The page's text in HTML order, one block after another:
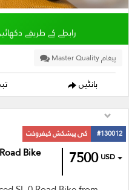
رابطے کے طریقے
پیغام Master Quality
بانٹیں
کی پیشکش کیفروخت #130012
7500 USD
Bike